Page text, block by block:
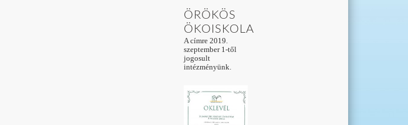
ÖRÖKÖS
ÖKOISKOLA
A címre 2019.
szeptember 1-től
jogosult
intézményünk.